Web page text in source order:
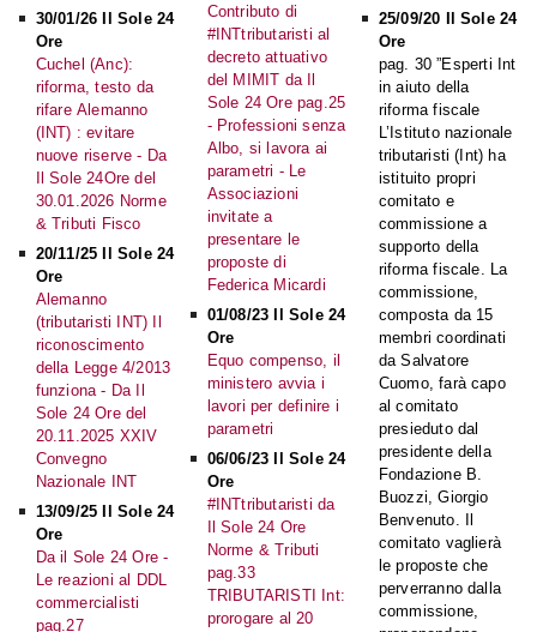
30/01/26 Il Sole 24
Ore
Cuchel (Anc):
riforma, testo da
rifare Alemanno
(INT) : evitare
nuove riserve - Da
Il Sole 24Ore del
30.01.2026 Norme
& Tributi Fisco
20/11/25 Il Sole 24
Ore
Alemanno
(tributaristi INT) Il
riconoscimento
della Legge 4/2013
funziona - Da Il
Sole 24 Ore del
20.11.2025 XXIV
Convegno
Nazionale INT
13/09/25 Il Sole 24
Ore
Da il Sole 24 Ore -
Le reazioni al DDL
commercialisti
pag.27
Contributo di
#INTtributaristi al
decreto attuativo
del MIMIT da Il
Sole 24 Ore pag.25
- Professioni senza
Albo, si lavora ai
parametri - Le
Associazioni
invitate a
presentare le
proposte di
Federica Micardi
01/08/23 Il Sole 24
Ore
Equo compenso, il
ministero avvia i
lavori per definire i
parametri
06/06/23 Il Sole 24
Ore
#INTtributaristi da
Il Sole 24 Ore
Norme & Tributi
pag.33
TRIBUTARISTI Int:
prorogare al 20
25/09/20 Il Sole 24
Ore
pag. 30 ”Esperti Int
in aiuto della
riforma fiscale
L’Istituto nazionale
tributaristi (Int) ha
istituito propri
comitato e
commissione a
supporto della
riforma fiscale. La
commissione,
composta da 15
membri coordinati
da Salvatore
Cuomo, farà capo
al comitato
presieduto dal
presidente della
Fondazione B.
Buozzi, Giorgio
Benvenuto. Il
comitato vaglierà
le proposte che
perverranno dalla
commissione,